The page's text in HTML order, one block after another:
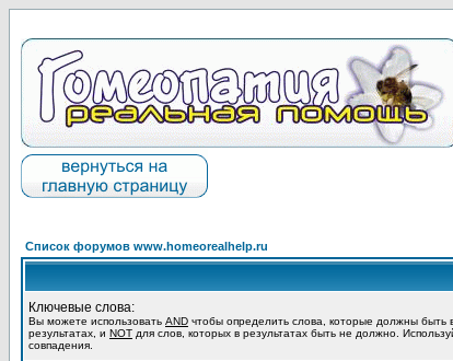
Список форумов www.homeorealhelp.ru
Ключевые слова:
Вы можете использовать AND чтобы определить слова, которые должны быть в
результатах, и NOT для слов, которых в результатах быть не должно.
совпадения.